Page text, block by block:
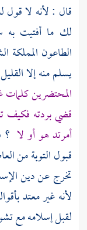
قال : لأنه لا
لك ما أفتيت به
الطاعون المملكة
يسلم منه إلا
المحتضرين
قضي بردته فكيف
أمرتد هو أو لا ؟
قبول التوبة من
تخرج عن دين
لأنه غير معتد
لقبل إسلامه مع